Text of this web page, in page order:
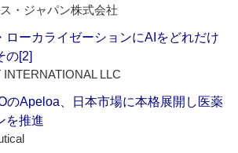
・ジャパン株式会社
ローカライゼーションにAIをどれだけ
の[2]
LLC
のApeloa、日本市場に本格展開し医薬
を推進